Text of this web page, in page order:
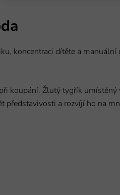
koncentraci dítěte a
koupání. Žlutý tygřík
představivosti a rozvíjí ho na